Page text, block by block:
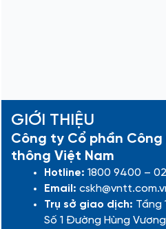
GIỚI THIỆU
Công ty Cổ phần Công
thông Việt Nam
Hotline: 1800 9400 –
Email:
Trụ sở giao dịch: Tầng
Số 1 Đường Hùng